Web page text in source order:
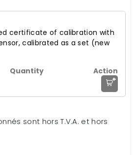
certificate of calibration with
calibrated as a set (new
+
sont hors T.V.A. et hors